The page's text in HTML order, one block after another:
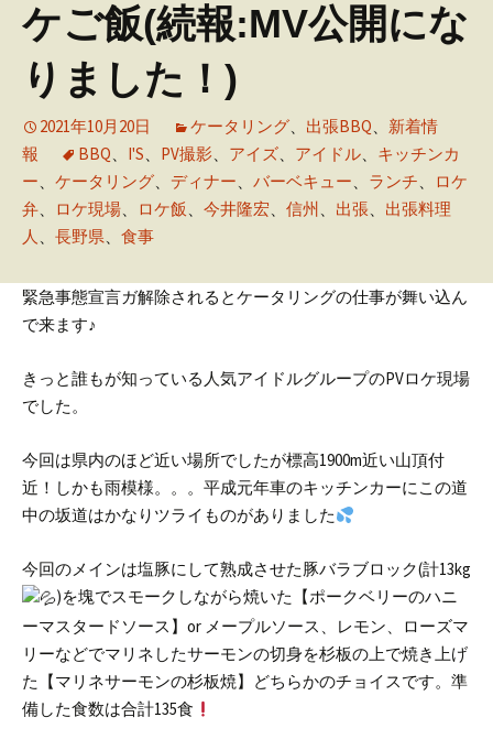
ケご飯(続報:MV公開にな
りました！)
2021年10月20日 ケータリング、 出張BBQ、 新着情
報
BBQ、 I'S、 PV撮影、 アイズ、 アイドル、 キッチンカ
ー、 ケータリング、 ディナー、 バーベキュー、 ランチ、
ロケ
弁、 ロケ現場、 ロケ飯 、 今井隆宏、 信州 、 出張、 出張料理
人 、 長野県、 食事
緊急事態宣言ガ解除されるとケータリングの仕事が舞い込ん
で来ます♪
きっと誰もが知っている人気アイドルグループのPVロケ現場
でした。
今回は県内のほど近い場所でしたが標高1900m近い山頂付
近！しかも雨模様。。。 平成元年車のキッチンカーにこの道
中の坂道はかなりツライものがありました
今回のメインは塩豚にして熟成させた豚バラブロック(計13kg
)を塊でスモークしながら焼いた【ポークベリーのハニ
ーマスタードソース】or メープルソース、レモン、ローズマ
リーなどでマリネしたサーモンの切身を杉板の上で焼き上げ
た【マリネサーモンの杉板焼】どちらかのチョイスです。 準
備した食数は合計135食